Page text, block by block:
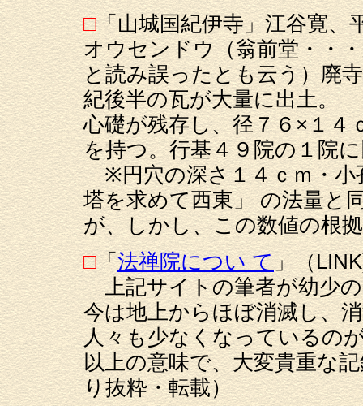
□「山城国紀伊寺」江谷寛、
オウセンドウ（翁前堂・・
と読み誤ったとも云う）廃
紀後半の瓦が大量に出土。
心礎が残存し、径７６×１４
を持つ。行基４９院の１院
※円穴の深さ１４ｃｍ・小
塔を求めて西東」 の法量と
が、しかし、この数値の根
□「法禅院につい て」（
上記サイトの筆者が幼少の
今は地上からほぼ消滅し、
人々も少なくなっているの
以上の意味で、大変貴重な
り抜粋・転載）